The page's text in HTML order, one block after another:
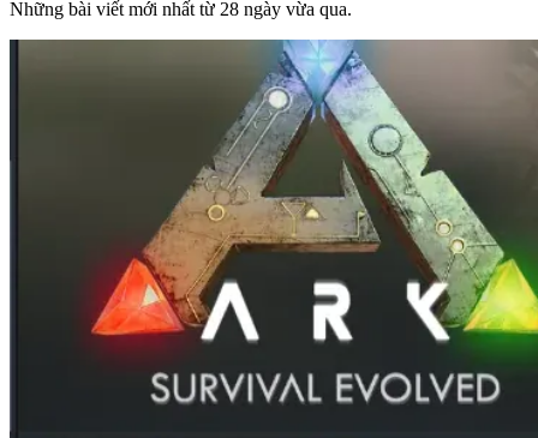
Những bài viết mới nhất từ 28 ngày vừa qua.